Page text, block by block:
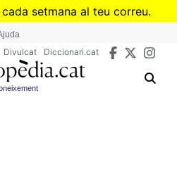
Véssetmana al teu correu.
butlletí de Divulcat
Divulcat Diccionari.cat